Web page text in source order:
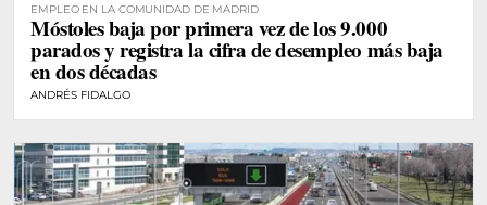
EMPLEO EN LA COMUNIDAD DE MADRID
Móstoles baja por primera vez de los 9.000
parados y registra la cifra de desempleo más baja
en dos décadas
ANDRÉS FIDALGO